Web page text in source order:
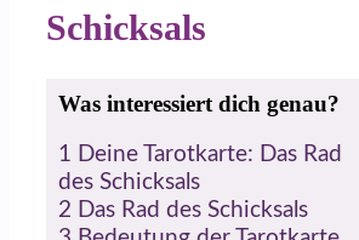
Schicksals
Was interessiert dich genau?
1 Deine Tarotkarte: Das Rad
des Schicksals
2 Das Rad des Schicksals